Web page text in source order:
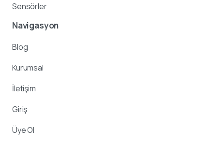
Sensörler
Navigasyon
Blog
Kurumsal
İletişim
Giriş
Üye Ol